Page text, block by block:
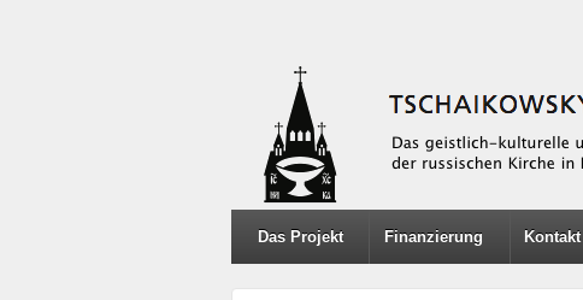
Das Projekt Finanzierung Kontakt